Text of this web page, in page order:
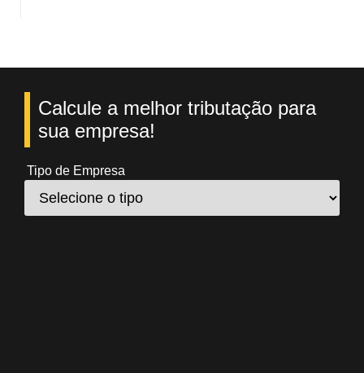
Calcule a melhor tributação para
sua empresa!
Tipo de Empresa